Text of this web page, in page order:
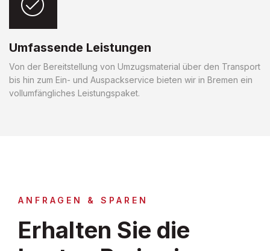
Umfassende Leistungen
Von der Bereitstellung von Umzugsmaterial über den Transport
bis hin zum Ein- und Auspackservice bieten wir in Bremen ein
vollumfängliches Leistungspaket.
ANFRAGEN & SPAREN
Erhalten Sie die